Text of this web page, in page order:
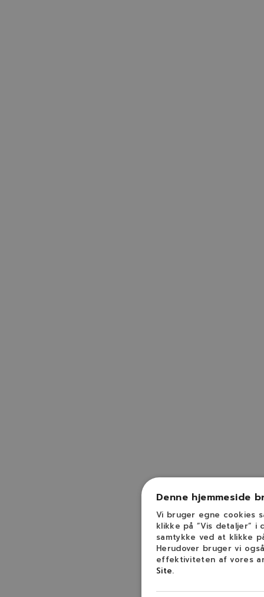
Denne hjemmeside
Vi bruger egne cookies
klikke på ”Vis detaljer”
samtykke ved at klikke
Herudover bruger vi
effektiviteten af vores
Site.